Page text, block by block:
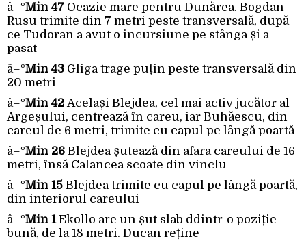
â–ºMin 47 Ocazie mare pentru Dunărea. Bogdan
Rusu trimite din 7 metri peste transversală, după
ce Tudoran a avut o incursiune pe stânga și a
pasat
â–ºMin 43 Gliga trage puțin peste transversală din
20 metri
â–ºMin 42 Același Blejdea, cel mai activ jucător al
Argeșului, centrează în careu, iar Buhăescu, din
careul de 6 metri, trimite cu capul pe lângă poartă
â–ºMin 26 Blejdea șutează din afara careului de 16
metri, însă Calancea scoate din vinclu
â–ºMin 15 Blejdea trimite cu capul pe lângă poartă,
din interiorul careului
â–ºMin 1Ekollo are un șut slab ddintr-o poziție
bună, de la 18 metri. Ducan reține